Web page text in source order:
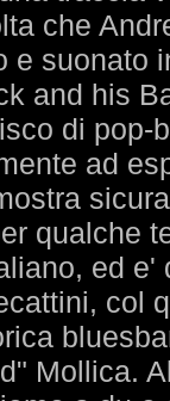
che
e suonato
and his
di pop-
ad
qualche
ed
col
Mollica.